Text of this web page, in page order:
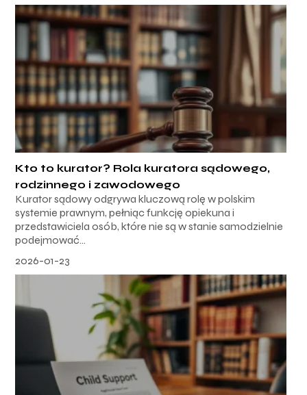
Kto to kurator? Rola kuratora sądowego,
rodzinnego i zawodowego
Kurator sądowy odgrywa kluczową rolę w polskim
systemie prawnym, pełniąc funkcję opiekuna i
przedstawiciela osób, które nie są w stanie samodzielnie
podejmować...
2026-01-23